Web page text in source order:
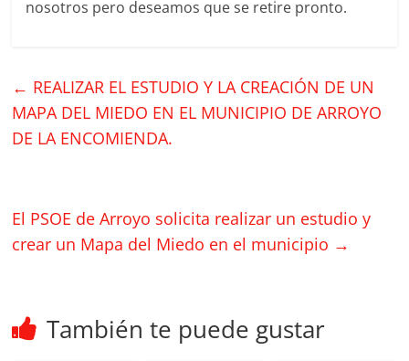
nosotros pero deseamos que se retire pronto.
← REALIZAR EL ESTUDIO Y LA CREACIÓN DE UN
MAPA DEL MIEDO EN EL MUNICIPIO DE ARROYO
DE LA ENCOMIENDA.
El PSOE de Arroyo solicita realizar un estudio y
crear un Mapa del Miedo en el municipio →
También te puede gustar